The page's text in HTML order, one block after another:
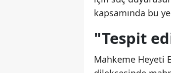
kapsamında bu
"Tespit
Mahkeme Heyeti